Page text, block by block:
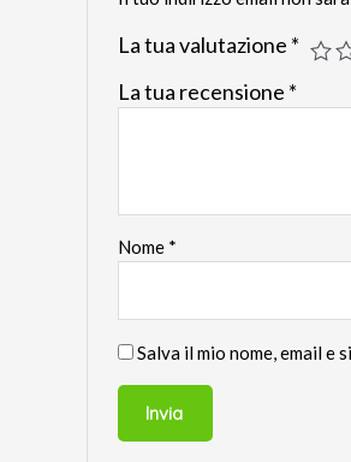
La tua valutazione *
La tua recensione *
Nome *
Salva il mio nome, email e